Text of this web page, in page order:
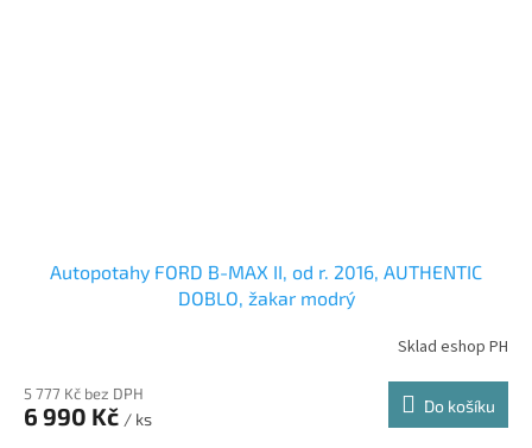
Autopotahy FORD B-MAX II, od r. 2016, AUTHENTIC
DOBLO, žakar modrý
Sklad eshop PH
5 777 Kč bez DPH
6 990 Kč / ks
Do košíku